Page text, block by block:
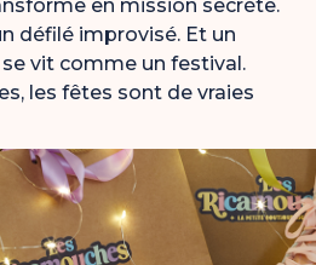
en mission secrète.
défilé improvisé. Et un
vit comme un festival.
les fêtes sont de vraies